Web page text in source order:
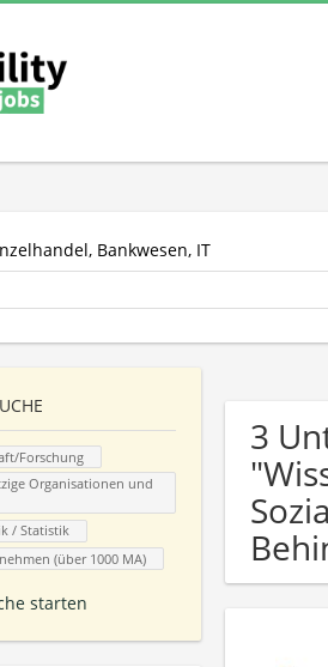
Bankwesen, IT
Forschung
Organisationen und
/ Statistik
(über 1000 MA)
starten
3